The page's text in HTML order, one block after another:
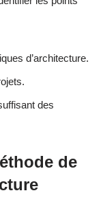
d’architecture.
des
de